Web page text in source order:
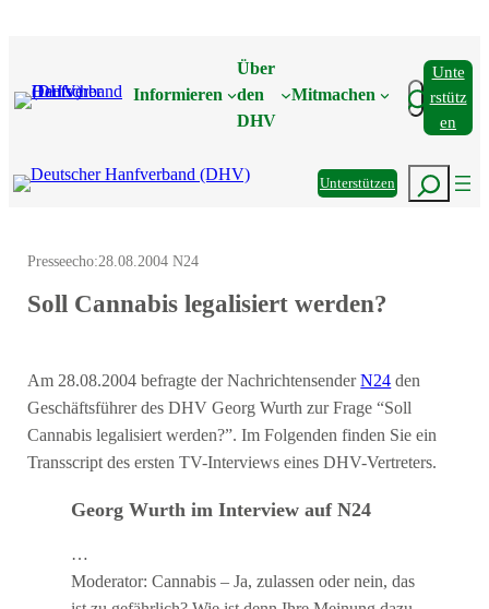
Informieren
Über
den
DHV
Mitmachen Suchen
Unte
Rstütz
En
UnterstützenSuchen
Presseecho:28.08.2004 N24
Soll Cannabis legalisiert werden?
Am 28.08.2004 befragte der NachrichtensenderN24 den
Geschäftsführer des DHV Georg Wurth zur Frage “Soll
Cannabis legalisiert werden?”. Im Folgenden finden Sie ein
Transscript des ersten TV-Interviews eines DHV-Vertreters.
Georg Wurth im Interview auf N24
…
Moderator: Cannabis – Ja, zulassen oder nein, das